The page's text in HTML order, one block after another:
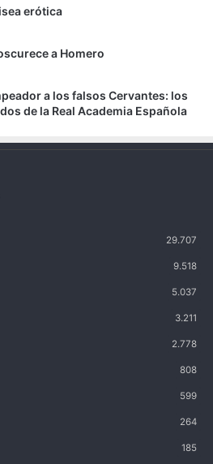
erótica
a Homero
a los falsos Cervantes: los
de la Real Academia Española
29.707
9.518
5.037
3.211
2.778
808
599
264
185